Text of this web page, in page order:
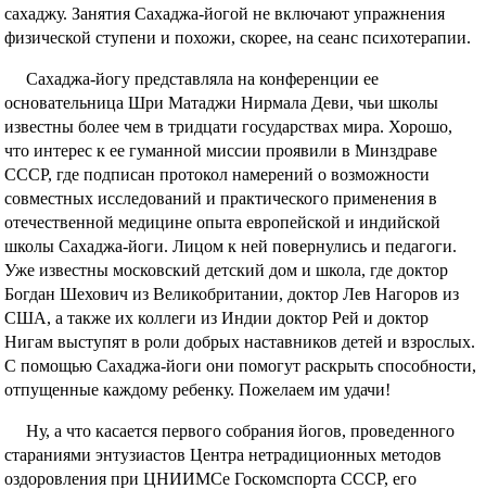
сахаджу. Занятия Сахаджа-йогой не включают упражнения
физической ступени и похожи, скорее, на сеанс психотерапии.
Сахаджа-йогу представляла на конференции ее
основательница Шри Матаджи Нирмала Деви, чьи школы
известны более чем в тридцати государствах мира. Хорошо,
что интерес к ее гуманной миссии проявили в Минздраве
СССР, где подписан протокол намерений о возможности
совместных исследований и практического применения в
отечественной медицине опыта европейской и индийской
школы Сахаджа-йоги. Лицом к ней повернулись и педагоги.
Уже известны московский детский дом и школа, где доктор
Богдан Шехович из Великобритании, доктор Лев Нагоров из
США, а также их коллеги из Индии доктор Рей и доктор
Нигам выступят в роли добрых наставников детей и взрослых.
С помощью Сахаджа-йоги они помогут раскрыть способности,
отпущенные каждому ребенку. Пожелаем им удачи!
Ну, а что касается первого собрания йогов, проведенного
стараниями энтузиастов Центра нетрадиционных методов
оздоровления при ЦНИИМСе Госкомспорта СССР, его